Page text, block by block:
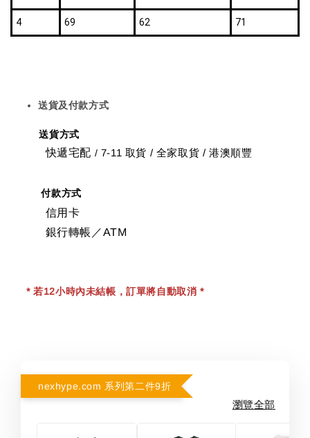
4 69 62 71
送貨及付款方式
送貨方式
快遞宅配 / 7-11 取貨 / 全家取貨 / 港澳順豐
付款方式
信用卡
銀行轉帳／ATM
* 若12小時內未結帳，訂單將自動取消 *
nexhype.com 系列第二件9折
瀏覽全部